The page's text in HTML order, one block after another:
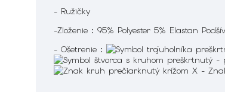
- Ružičky
-Zloženie : 95% Polyester 5% Elastan
- Ošetrenie :